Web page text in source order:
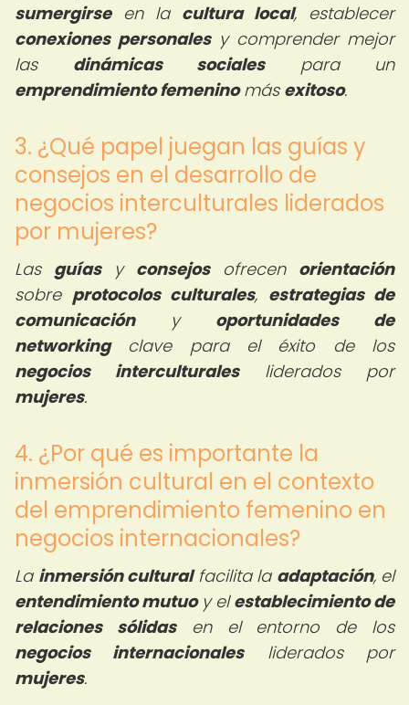
sumergirseen la cultura local, establecer
conexiones personalesy comprender mejor
las dinámicas socialespara un
emprendimiento femeninomás exitoso.
3. ¿Qué papel juegan las guías y
consejos en el desarrollo de
negocios interculturales liderados
por mujeres?
Las guíasy consejosofrecen orientación
sobre protocolos culturales, estrategias de
comunicacióny oportunidades de
networkingclave para el éxito de los
negocios interculturalesliderados por
mujeres.
4. ¿Por qué es importante la
inmersión cultural en el contexto
del emprendimiento femenino en
negocios internacionales?
La inmersión culturalfacilita la adaptación, el
entendimiento mutuoy elestablecimiento de
relaciones sólidasen el entorno de los
negocios internacionalesliderados por
mujeres.